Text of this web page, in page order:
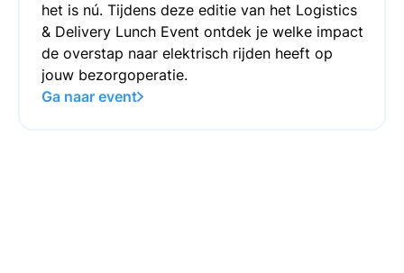
het is nú. Tijdens deze editie van het Logistics
& Delivery Lunch Event ontdek je welke impact
de overstap naar elektrisch rijden heeft op
jouw bezorgoperatie.
Ga naar event